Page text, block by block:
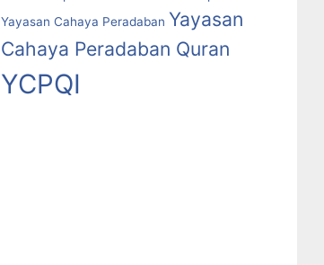
Yayasan Cahaya Peradaban Yayasan
Cahaya Peradaban Quran
YCPQI